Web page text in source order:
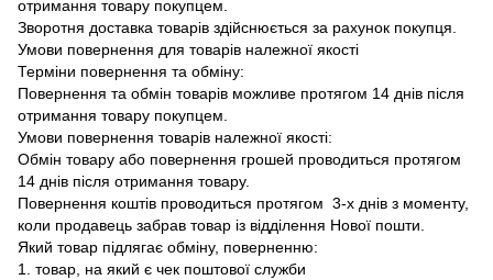
отримання товару покупцем.
Зворотня доставка товарів здійснюється за рахунок покупця.
Умови повернення для товарів належної якості
Терміни повернення та обміну:
Повернення та обмін товарів можливе протягом 14 днів після
отримання товару покупцем.
Умови повернення товарів належної якості:
Обмін товару або повернення грошей проводиться протягом
14 днів після отримання товару.
Повернення коштів проводиться протягом 3-х днів з моменту,
коли продавець забрав товар із відділення Нової пошти.
Який товар підлягає обміну, поверненню:
1. товар, на який є чек поштової служби